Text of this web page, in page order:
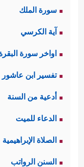
سورة الملك
آية الكرسي
اواخر سورة
تفسير ابن عاشور
أدعية من السنة
الدعاء للميت
الصلاة الإبراهيمية
السنن الرواتب